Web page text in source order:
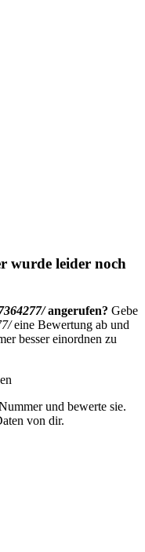
wurde leider noch
angerufen? Gebe
eine Bewertung ab und
besser einordnen zu
und bewerte sie.
von dir.